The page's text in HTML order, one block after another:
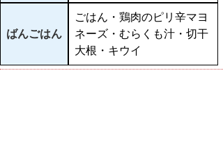
ばんごはん
ごはん・鶏肉のピリ辛マヨ
ネーズ・むらくも汁・切干
大根・キウイ